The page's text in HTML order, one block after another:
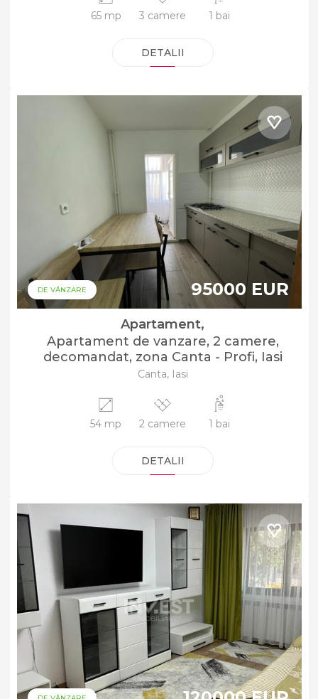
65 mp 3 camere 1 bai
DETALII
DE VÂNZARE 95000 EUR
Apartament,
Apartament de vanzare, 2 camere,
decomandat, zona Canta - Profi, Iasi
Canta, Iasi
54 mp 2 camere 1 bai
DETALII